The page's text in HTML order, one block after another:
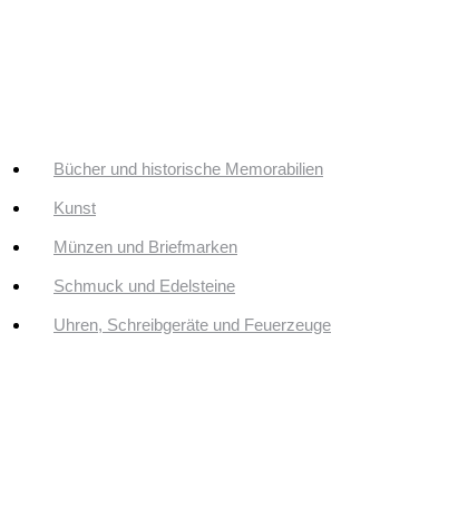
Bücher und historische Memorabilien
Kunst
Münzen und Briefmarken
Schmuck und Edelsteine
Uhren, Schreibgeräte und Feuerzeuge